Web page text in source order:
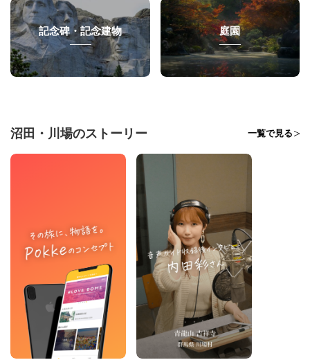
記念碑・記念建物 庭園
沼田・川場のストーリー 一覧で見る